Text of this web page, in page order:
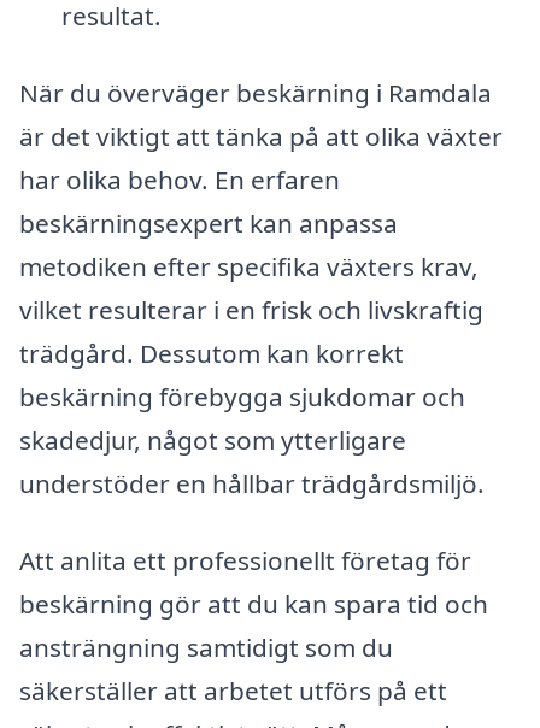
resultat.
När du överväger beskärning i Ramdala
är det viktigt att tänka på att olika växter
har olika behov. En erfaren
beskärningsexpert kan anpassa
metodiken efter specifika växters krav,
vilket resulterar i en frisk och livskraftig
trädgård. Dessutom kan korrekt
beskärning förebygga sjukdomar och
skadedjur, något som ytterligare
understöder en hållbar trädgårdsmiljö.
Att anlita ett professionellt företag för
beskärning gör att du kan spara tid och
ansträngning samtidigt som du
säkerställer att arbetet utförs på ett